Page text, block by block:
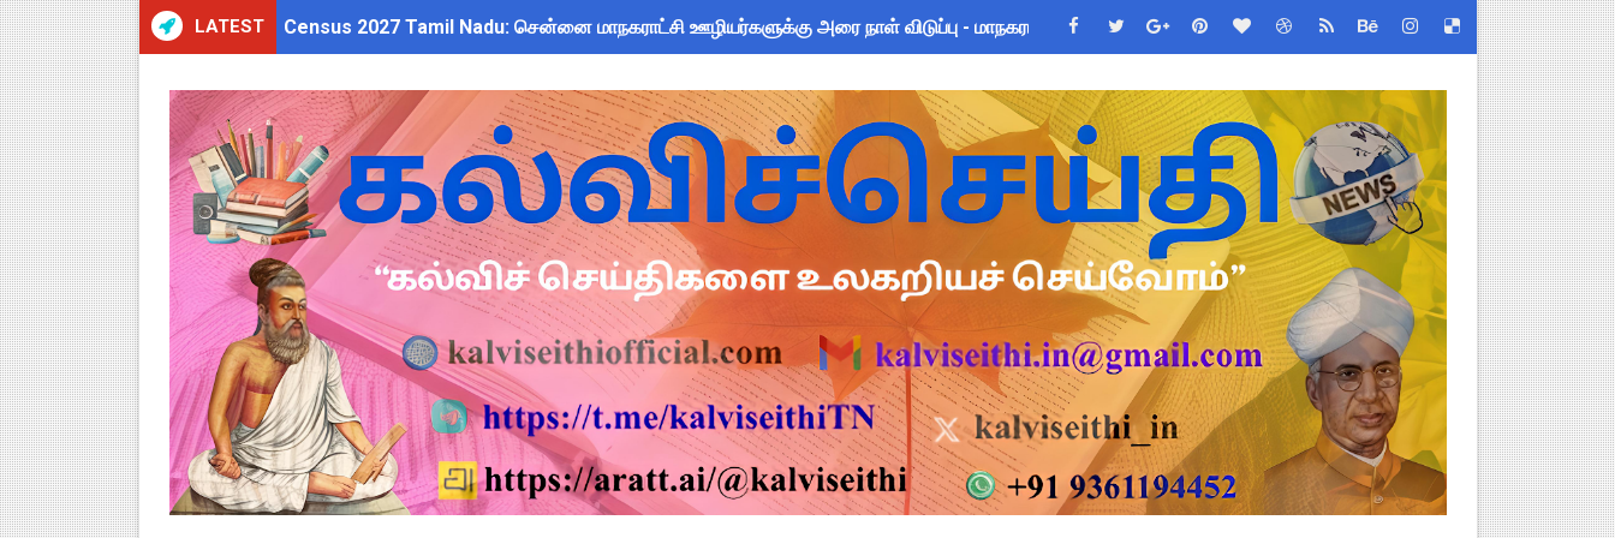
LATEST தமிழ்நாடு போதைப்பொருள் எதிர்ப்பு உறுதிமொழி 2026: e-Pledge சான்றிதழ் ஆன்லைனில் பதிவிறக்கம் செய்வது எப்படி?
தமிழகப் பள்ளிகளுக்கு முக்கிய அறிவிப்பு: ஆகஸ்ட் 10 தேசிய குடற்புழு நீக்க நாள் - அல்பெண்டசோல் (Albendazole 400 mg) மாத்திரை வழங்க பள்ளிக்கல்வித்துறை
அரசு ஊழியர்களுக்கு ரூ.14,000 கோடி நிதி குறைப்பா? புதிய மருத்துவக் காப்பீடு & OPS கோரிக்கை - TNGEA கண்டனம்!
பள்ளிகளில் கொடியேற்ற தலைமை ஆசிரியர்களுக்கு மட்டுமே உரிமை: கல்வித்துறை அதிரடி உத்தரவு!
TN Govt Education Loan Scheme 2025-26: SC/ST மாணவர்களுக்கு ரூ.40 லட்சம் வரை கல்விக்கடன்! எப்படி விண்ணப்பிப்பது?
Census 2026 HLO App: களப்பணியாளர்களுக்கு அவசர எச்சரிக்கை! முக்கிய வழிகாட்டுதல்கள் & சட்டப்பூர்வ விதிகள்!
Kalai Thiruvizha 2026 - 2027 Forms: கலைத் திருவிழா போட்டிகளுக்கான அனைத்து Excel & Word படிவங்கள் ஒரே லிங்க்கில்!
Census 2026: HLO செயலியைப் பயன்படுத்தும் கணக்கெடுப்பாளர்கள், மேற்பார்வையாளர்கள் அறிய வேண்டிய முக்கிய விதிகள்!
July 2026 Pay Slip Download: IFHRMS களஞ்சியம் வலைதளத்தில் ஜூலை மாத சம்பள சீட் டவுன்லோட் செய்யும் முறை!
WWF India வழங்கும் Wild Wisdom Global Challenge 2026 ஆங்கில வினாடி வினா போட்டி! 6-9 வகுப்பு மாணவர்கள் பங்கேற்க தமிழ்நாடு பள்ளிக்கல்வி இணை